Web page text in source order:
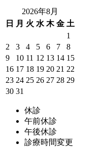
2026年8月
日
月 火 水 木 金 土
1
2
3 4 5 6 7
8
9
10 11 12 13 14 15
16 17 18 19 20 21 22
23 24 25 26 27 28 29
30 31
休診
午前休診
午後休診
診療時間変更